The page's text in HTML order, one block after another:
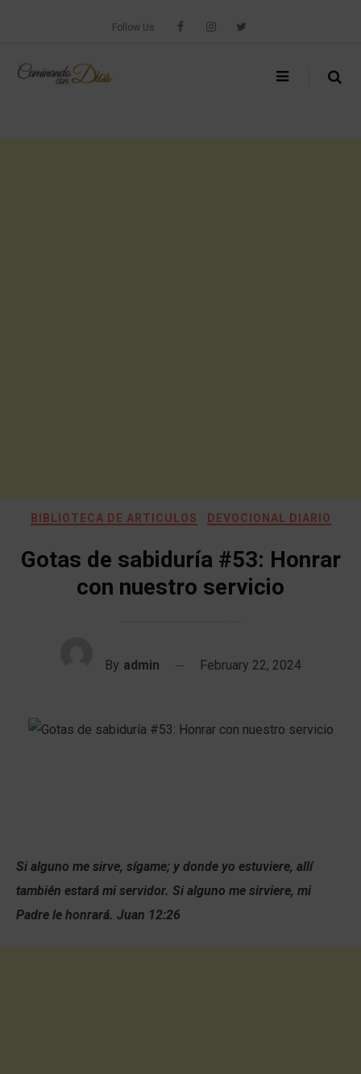
Follow Us
BIBLIOTECA DE ARTICULOS DEVOCIONAL DIARIO
Gotas de sabiduría #53: Honrar
con nuestro servicio
By admin February 22, 2024
Si alguno me sirve, sígame; y donde yo estuviere, allí
también estará mi servidor. Si alguno me sirviere, mi
Padre le honrará. Juan 12:26